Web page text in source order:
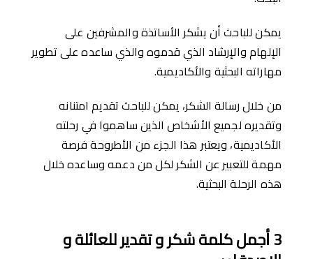
يمكن للباحث أن يشكر الأساتذة والمشرفين على
الإلهام والإرشاد الذي قدموه والذي ساعده على تطوير
مهاراته البحثية والأكاديمية.
من خلال رسالة الشكر، يمكن للباحث تقديم امتنانه
وتقديره لجميع الأشخاص الذين ساهموا في رحلته
الأكاديمية، ويعتبر هذا الجزء من الأطروحة فرصة
مهمة للتعبير عن الشكر لكل من دعمه وساعده خلال
هذه الرحلة البحثية.
3ﺃجملكلمةشكر و تقدير للعائلة و